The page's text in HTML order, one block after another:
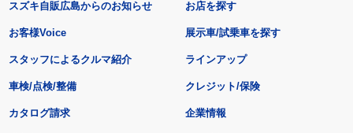
スズキ自販広島からのお知らせ
お客様Voice
スタッフによるクルマ紹介
お店を探す
展示車/試乗車を探す
ラインアップ
車検/点検/整備 クレジット/保険
カタログ請求 企業情報